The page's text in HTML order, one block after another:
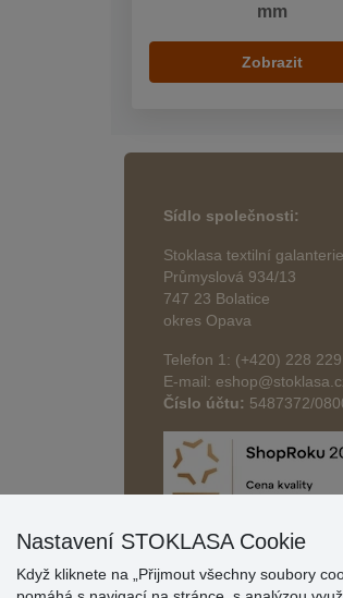
mm
Zobrazit
Sídlo společnosti:
Stoklasa textilní galanterie
Průmyslová 934/13
747 23 Bolatice
okres Opava
Telefon 1: (+420) 228
E-mail:
Číslo účtu: 5487372/
Nastavení STOKLASA Cookie
Když kliknete na „Přijmout všechny soubory